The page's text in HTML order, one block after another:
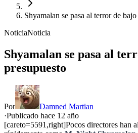
Shyamalan se pasa al terror de
NoticiaNoticia
Shyamalan se pasa al
presupuesto
Por
Damned Martian
·Publicado hace 12 año
[careto=5591,right]Pocos directores han